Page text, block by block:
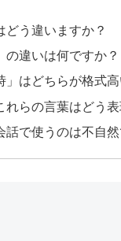
どう違いますか？
の違いは何ですか？
」はどちらが格式高
れらの言葉はどう
話で使うのは不自然